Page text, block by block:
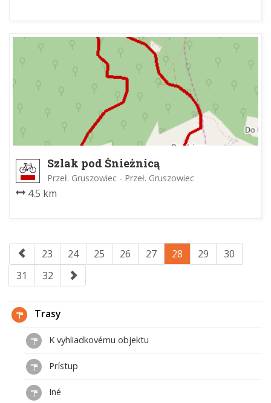
Szlak pod Śnieżnicą
Przeł. Gruszowiec - Przeł. Gruszowiec
4.5 km
23 24 25 26 27 28 29
30
31
32
Trasy
K vyhliadkovému objektu
Prístup
Iné